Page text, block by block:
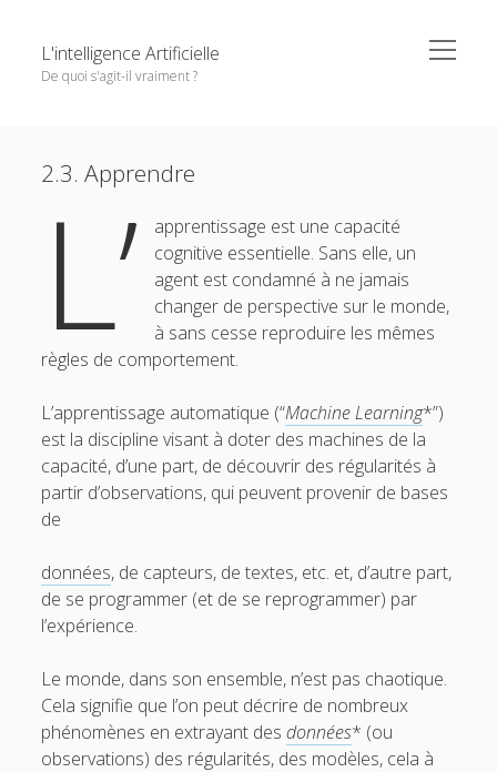
L'intelligence Artificielle
De quoi s'agit-il vraiment ?
o
p
1. L’IA : ambitions et histoire
2.1. Représenter l’information
2.2. Raisonner, décider
2.3. Apprendre
2.4. Résoudre
3. L’IA à l’oeuvre
p
e
m
e
4. Interfaces entre IA et d’autres disciplines
o
p
e
n
u
5. Questions autour de l’IA
p
e
u
Pour conclure
Glossaire
Quelques références
Contributeurs
t
w
e
m
d
Except where otherwise noted,
De quoi s'agit-il vraiment ?
Creative Commons Attribution-NonCommercial-
NoDerivatives 4.0 International
License.
2.3. Apprendre
L’
apprentissage est une capacité
cognitive essentielle. Sans elle, un
agent est condamné à ne jamais
changer de perspective sur le monde,
à sans cesse reproduire les mêmes
règles de comportement.
L’apprentissage automatique (“Machine Learning*”)
est la discipline visant à doter des machines de la
capacité, d’une part, de découvrir des régularités à
partir d’observations, qui peuvent provenir de bases
de
données, de capteurs, de textes, etc. et, d’autre part,
de se programmer (et de se reprogrammer) par
l’expérience.
Le monde, dans son ensemble, n’est pas chaotique.
Cela signifie que l’on peut décrire de nombreux
phénomènes en extrayant desdonnées* (ou
observations) des régularités, des modèles, cela à